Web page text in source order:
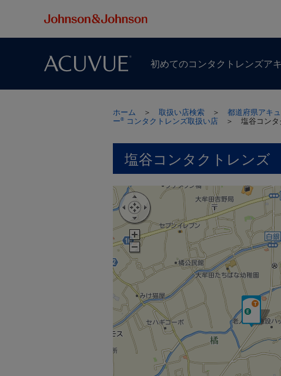
初めての​コンタクトレンズア
ホーム ＞ 取扱い店検索 ＞ 都道府県アキ
ー® コンタクトレンズ取扱い店 ＞ 塩谷コン
塩谷コンタクトレンズ